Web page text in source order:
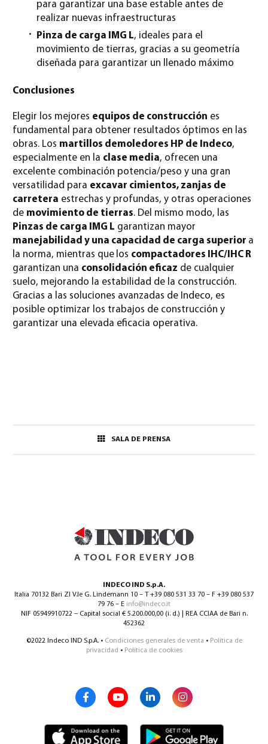
para garantizar una base estable antes de
realizar nuevas infraestructuras
Pinza de carga IMG L, ideales para el
movimiento de tierras, gracias a su geometría
diseñada para garantizar un llenado máximo
Conclusiones
Elegir los mejores equipos de construcción es
fundamental para obtener resultados óptimos en las
obras. Los martillos demoledores HP de Indeco,
especialmente en la clase media, ofrecen una
excelente combinación potencia/peso y una gran
versatilidad para excavar cimientos, zanjas de
carretera estrechas y profundas, y otras operaciones
de movimiento de tierras. Del mismo modo, las
Pinzas de carga IMG L garantizan mayor
manejabilidad y una capacidad de carga superior a
la norma, mientras que los compactadores IHC/IHC R
garantizan una consolidación eficaz de cualquier
suelo, mejorando la estabilidad de la construcción.
Gracias a las soluciones avanzadas de Indeco, es
posible optimizar los trabajos de construcción y
garantizar una elevada eficacia operativa.
SALA DE PRENSA
INDECO IND S.p.A.
Italia 70132 Bari ZI V.le G. Lindemann 10 – T +39 080 531 33 70 – F +39 080 537
79 76 – E info@indeco.it
NIF 05949910722 – Capital social € 5.200.000,00 (i. d.) | REA CCIAA de Bari n.
452362
©2022 Indeco IND S.p.A. • Condiciones generales de venta • Política de
privacidad • Política de cookies